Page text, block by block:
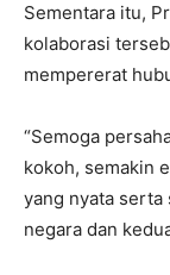
Sementara itu,
kolaborasi
mempererat
“Semoga
kokoh, semakin
yang nyata serta
negara dan